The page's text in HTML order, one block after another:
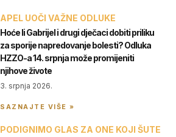
APEL UOČI VAŽNE ODLUKE
Hoće li Gabrijel i drugi dječaci dobiti priliku
za sporije napredovanje bolesti? Odluka
HZZO-a 14. srpnja može promijeniti
njihove živote
3. srpnja 2026.
SAZNAJTE VIŠE »
PODIGNIMO GLAS ZA ONE KOJI ŠUTE